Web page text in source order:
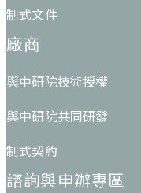
制式文件
廠商
與中研院技術授權
與中研院共同研發
制式契約
諮詢與申辦專區